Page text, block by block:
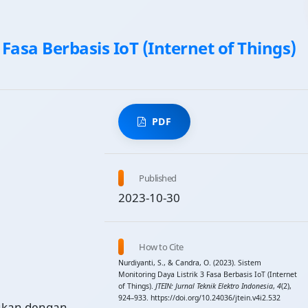
Berbasis IoT (Internet of Things)
PDF
Published
2023-10-30
How to Cite
Nurdiyanti, S., & Candra, O. (2023). Sistem
Monitoring Daya Listrik 3 Fasa Berbasis IoT (Internet
of Things).JTEIN: Jurnal Teknik Elektro Indonesia,4(2),
924–933. https://doi.org/10.24036/jtein.v4i2.532